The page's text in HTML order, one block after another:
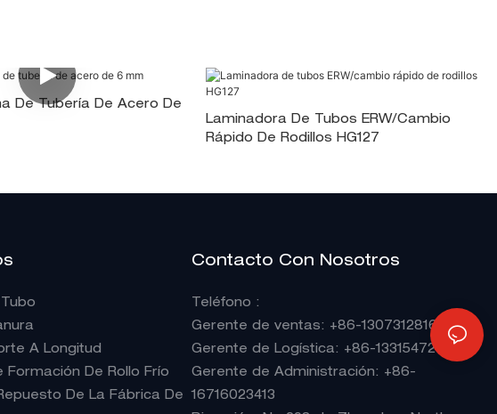
De Tubería De Acero De
Laminadora De Tubos ERW/cambio
Rápido De Rodillos HG127
A Longitud
Formación De Rollo Frío
De La Fábrica De
Contacto Con Nosotros
Teléfono :
Gerente de ventas: +86-13073128165
Gerente de Logística: +86-13315472363
Gerente de Administración: +86-
16716023413